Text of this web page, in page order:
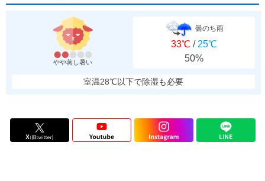
やや蒸し暑い
曇のち雨
33℃ / 25℃
50%
室温28℃以下で除湿も必要